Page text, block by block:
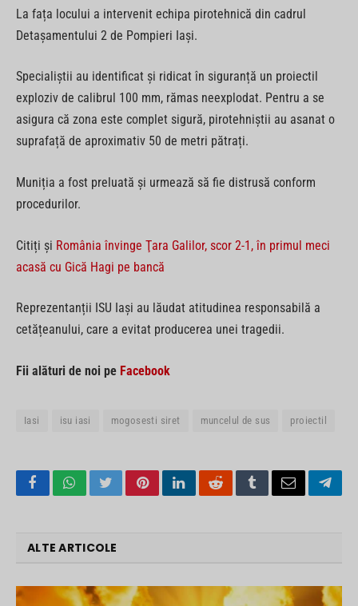
La fața locului a intervenit echipa pirotehnică din cadrul
Detașamentului 2 de Pompieri Iași.
Specialiștii au identificat și ridicat în siguranță un proiectil
exploziv de calibrul 100 mm, rămas neexplodat. Pentru a se
asigura că zona este complet sigură, pirotehniștii au asanat o
suprafață de aproximativ 50 de metri pătrați.
Muniția a fost preluată și urmează să fie distrusă conform
procedurilor.
Citiți și România învinge Ţara Galilor, scor 2-1, în primul meci
acasă cu Gică Hagi pe bancă
Reprezentanții ISU Iași au lăudat atitudinea responsabilă a
cetățeanului, care a evitat producerea unei tragedii.
Fii alături de noi pe Facebook
Iasi isu iasi mogosesti siret muncelul de sus proiectil
FacebookWhatsApp
TwitterPinterestLinkedInRedditTumblrEmail
ALTE ARTICOLE